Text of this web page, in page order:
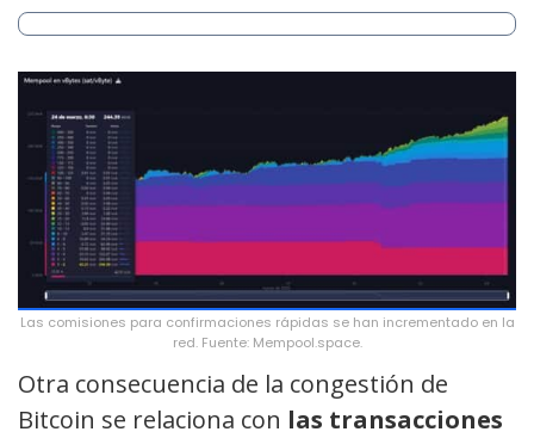
Las comisiones para confirmaciones rápidas se han incrementado en la
red. Fuente: Mempool.space.
Otra consecuencia de la congestión de
Bitcoin se relaciona con las transacciones